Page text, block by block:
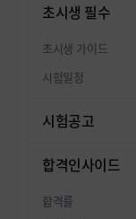
초시생 필수
초시생 가이드
시험일정
시험공고
합격인사이드
합격률